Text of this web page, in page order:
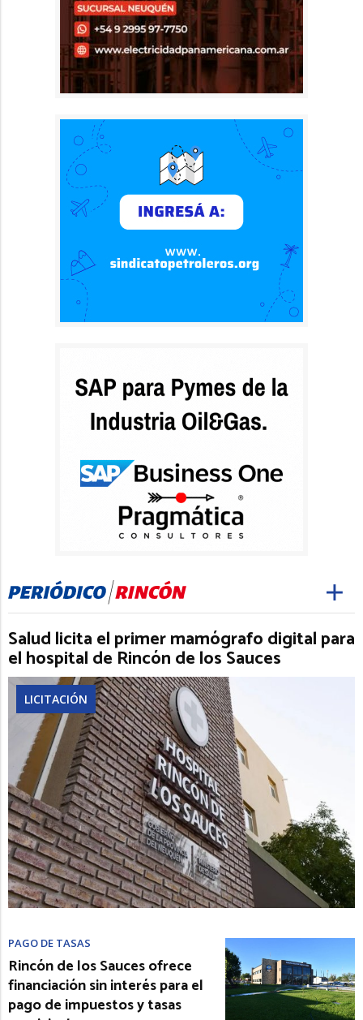
Salud licita el primer mamógrafo digital para
el hospital de Rincón de los Sauces
LICITACIÓN
PAGO DE TASAS
Rincón de los Sauces ofrece
financiación sin interés para el
pago de impuestos y tasas